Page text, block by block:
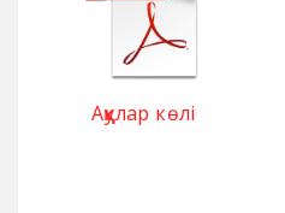
Аққулар көлі